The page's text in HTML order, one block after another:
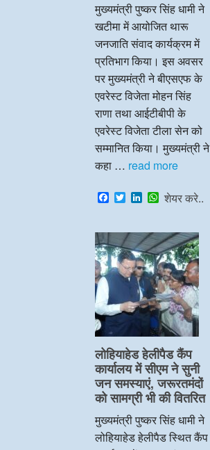
मुख्यमंत्री पुष्कर सिंह धामी ने
खटीमा में आयोजित थारू
जनजाति संवाद कार्यक्रम में
प्रतिभाग किया। इस अवसर
पर मुख्यमंत्री ने बीएसएफ के
एवरेस्ट विजेता मोहन सिंह
राणा तथा आईटीबीपी के
एवरेस्ट विजेता टीला सेन को
सम्मानित किया। मुख्यमंत्री ने
कहा … read more
F
a
e
b
o
o
k
T
w
t
t
e
r
L
i
k
e
d
I
n
W
h
t
s
A
p
p
शेयर करे..
लोहियाहेड हेलीपैड कैंप
कार्यालय में सीएम ने सुनी
जन समस्याएं, जरूरतमंदों
को सामग्री भी की वितरित
मुख्यमंत्री पुष्कर सिंह धामी ने
लोहियाहेड हेलीपैड स्थित कैंप